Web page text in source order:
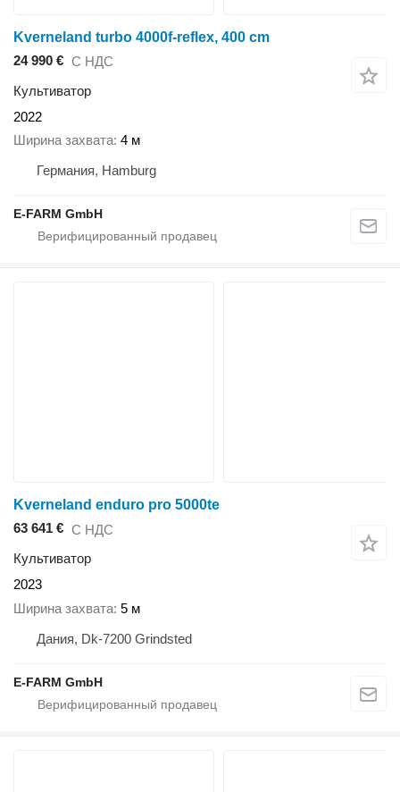
Kverneland turbo 4000f-reflex, 400 cm
24 990 € С НДС
Культиватор
2022
Ширина захвата 4 м
Германия, Hamburg
E-FARM GmbH
Kverneland enduro pro 5000te
63 641 € С НДС
Культиватор
2023
Ширина захвата 5 м
Дания, Dk-7200 Grindsted
E-FARM GmbH